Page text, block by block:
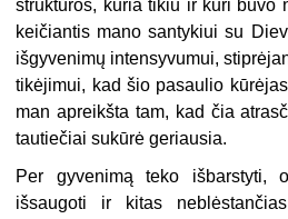
struktūros, kuria tikiu ir kuri buvo
keičiantis mano santykiui su
išgyvenimų intensyvumui,
tikėjimui, kad šio pasaulio
man apreikšta tam, kad čia
tautiečiai sukūrė geriausia.
Per gyvenimą teko išbarstyti,
išsaugoti ir kitas